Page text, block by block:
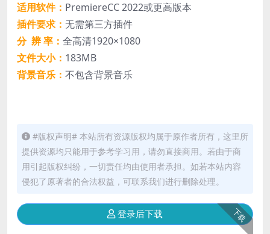
适用软件： PremiereCC 2022或更高版本
插件要求： 无需第三方插件
分 辨 率： 全高清1920×1080
文件大小： 183MB
背景音乐： 不包含背景音乐
#版权声明# 本站所有资源版权均属于原作者所有，这里所
提供资源均只能用于参考学习用，请勿直接商用。若由于商
用引起版权纠纷，一切责任均由使用者承担。如若本站内容
侵犯了原著者的合法权益，可联系我们进行删除处理。
下载
登录后下载